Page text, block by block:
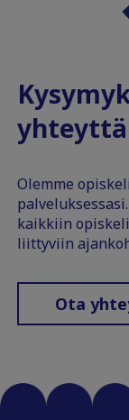
Olemme
kaikkiin
liittyviin
Ota